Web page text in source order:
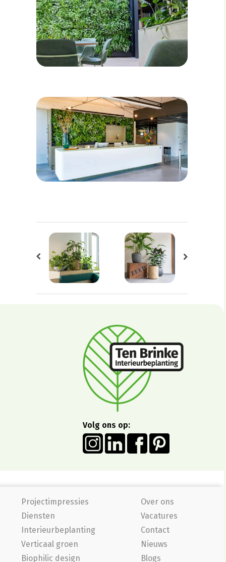
Volg ons op:
Projectimpressies
Diensten
Interieurbeplanting
Verticaal groen
Biophilic design
Over ons
Vacatures
Contact
Nieuws
Blogs